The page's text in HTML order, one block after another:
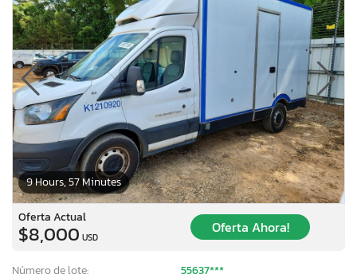
9 Hours, 57 Minutes
Oferta Actual
$8,000 USD
Oferta Ahora!
Número de lote: 55637***